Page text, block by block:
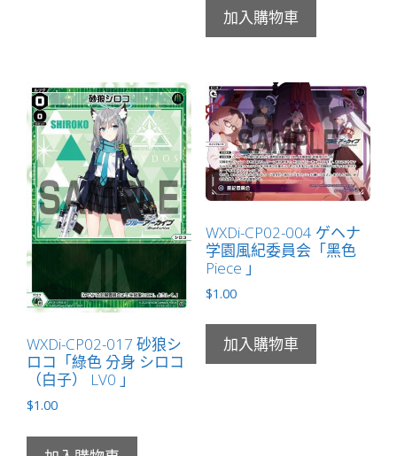
加入購物車
WXDi-CP02-017 砂狼シ
ロコ「綠色 分身 シロコ
（白子） LV0 」
$1.00
WXDi-CP02-004 ゲヘナ
学園風紀委員会「黑色
Piece 」
$1.00
加入購物車